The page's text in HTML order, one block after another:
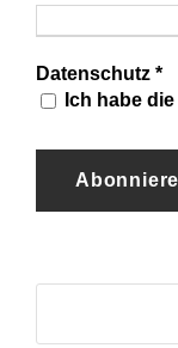
Datenschutz *
Ich habe